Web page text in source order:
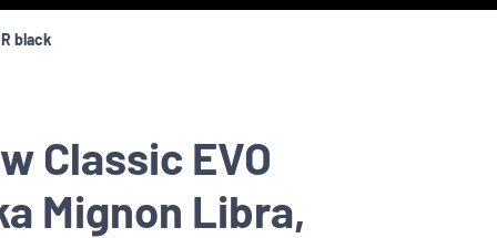
black
Classic EVO
Mignon Libra,